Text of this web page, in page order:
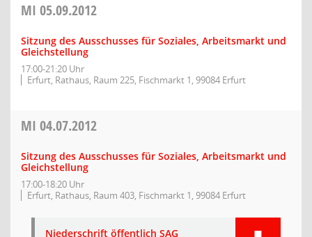
MI 05.09.2012
Sitzung des Ausschusses für Soziales, Arbeitsmarkt und
Gleichstellung
17:00-21:20 Uhr
Erfurt, Rathaus, Raum 225, Fischmarkt 1, 99084 Erfurt
MI 04.07.2012
Sitzung des Ausschusses für Soziales, Arbeitsmarkt und
Gleichstellung
17:00-18:20 Uhr
Erfurt, Rathaus, Raum 403, Fischmarkt 1, 99084 Erfurt
Niederschrift öffentlich SAG